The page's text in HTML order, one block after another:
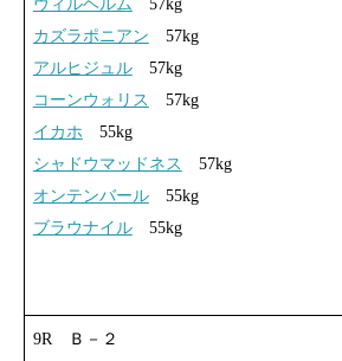
ヴィルヘルム 57kg
カズラポニアン 57kg
アルヒジュル57kg
コーンウォリス
57kg
イカホ 55kg
シャドウマッドネス
57kg
オンテンバール55kg
ブラウナイル55kg
9R Ｂ－２